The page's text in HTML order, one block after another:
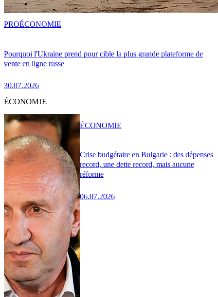
Pourquoi l'Ukraine prend pour cible la plus grande plateforme de
vente en ligne russe
30.07.2026
PROÉCONOMIE
ÉCONOMIE
Crise budgétaire en Bulgarie : des dépenses
record, une dette record, mais aucune
réforme
06.07.2026
ÉCONOMIE